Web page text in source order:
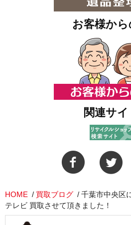
お客様か
関連サイ
HOME / 買取ブログ / 千葉市中央区
テレビ 買取させて頂きました！